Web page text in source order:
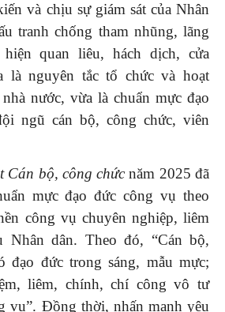
và chịu sự giám sát của Nhân
tranh chống tham nhũng, lãng
quan liêu, hách dịch, cửa
là nguyên tắc tổ chức và hoạt
nước, vừa là chuẩn mực đạo
ngũ cán bộ, công chức, viên
Cán bộ, công chức năm 2025 đã
mực đạo đức công vụ theo
công vụ chuyên nghiệp, liêm
Nhân dân. Theo đó, “Cán bộ,
đạo đức trong sáng, mẫu mực;
liêm, chính, chí công vô tư
vụ”. Đồng thời, nhấn mạnh yêu